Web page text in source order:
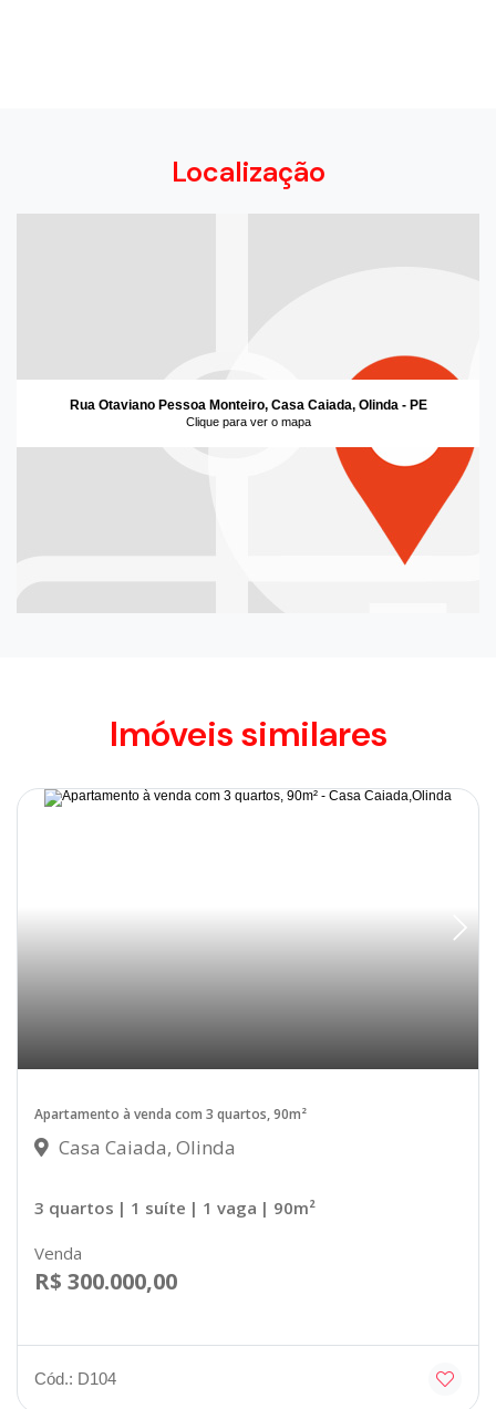
Localização
Rua Otaviano Pessoa Monteiro, Casa Caiada, Olinda - PE
Clique para ver o mapa
Imóveis similares
Apartamento à venda com 3 quartos, 90m²
Casa Caiada, Olinda
3 quartos | 1 suíte | 1 vaga | 90m²
Venda
R$ 300.000,00
Cód.: D104